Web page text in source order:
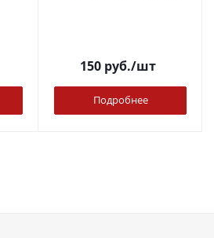
150руб./шт
Подробнее